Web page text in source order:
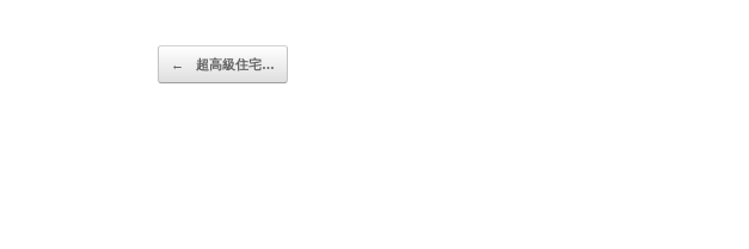
投稿ナビゲーション
← 超高級住宅…